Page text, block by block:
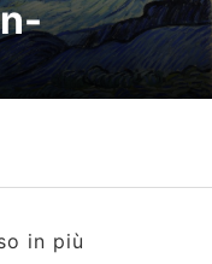
in più